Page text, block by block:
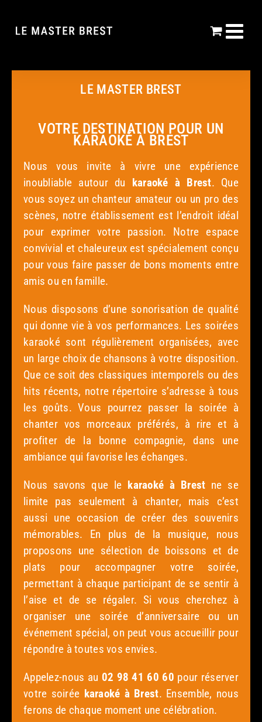
LE MASTER BREST
VOTRE DESTINATION POUR UN
KARAOKÉ À BREST
Nous vous invite à vivre une expérience
inoubliable autour du karaoké à Brest. Que
vous soyez un chanteur amateur ou un pro des
scènes, notre établissement est l’endroit idéal
pour exprimer votre passion. Notre espace
convivial et chaleureux est spécialement conçu
pour vous faire passer de bons moments entre
amis ou en famille.
Nous disposons d’une sonorisation de qualité
qui donne vie à vos performances. Les soirées
karaoké sont régulièrement organisées, avec
un large choix de chansons à votre disposition.
Que ce soit des classiques intemporels ou des
hits récents, notre répertoire s’adresse à tous
les goûts. Vous pourrez passer la soirée à
chanter vos morceaux préférés, à rire et à
profiter de la bonne compagnie, dans une
ambiance qui favorise les échanges.
Nous savons que le karaoké à Brest ne se
limite pas seulement à chanter, mais c’est
aussi une occasion de créer des souvenirs
mémorables. En plus de la musique, nous
proposons une sélection de boissons et de
plats pour accompagner votre soirée,
permettant à chaque participant de se sentir à
l’aise et de se régaler. Si vous cherchez à
organiser une soirée d’anniversaire ou un
événement spécial, on peut vous accueillir pour
répondre à toutes vos envies.
Appelez-nous au 02 98 41 60 60 pour réserver
votre soirée karaoké à Brest. Ensemble, nous
ferons de chaque moment une célébration.